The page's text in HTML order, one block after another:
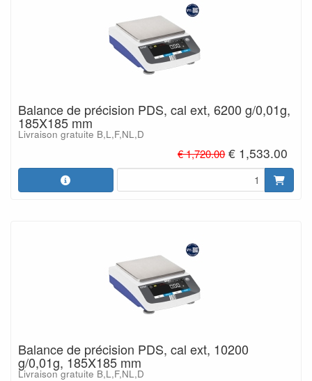
Balance de précision PDS, cal ext, 6200 g/0,01g,
185X185 mm
Livraison gratuite B,L,F,NL,D
€ 1,720.00 € 1,533.00
Balance de précision PDS, cal ext, 10200
g/0,01g, 185X185 mm
Livraison gratuite B,L,F,NL,D